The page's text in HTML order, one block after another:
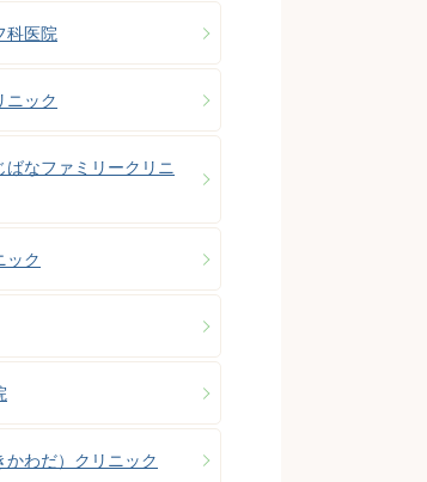
科医院
ニック
ばなファミリークリニ
ック
かわだ）クリニック